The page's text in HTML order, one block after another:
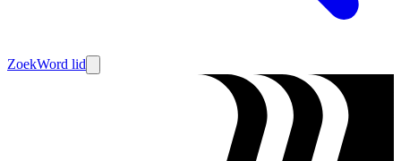
ZoekWord lid